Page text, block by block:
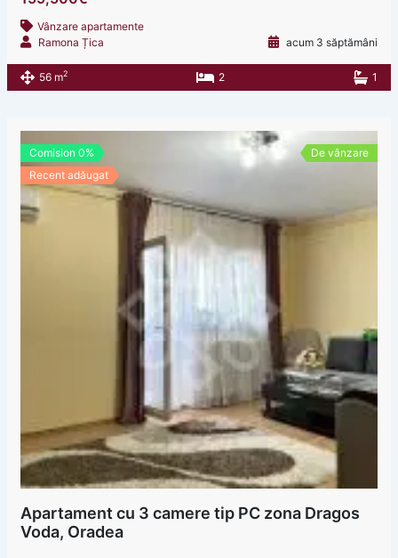
Vânzare apartamente
Ramona Țica
acum 3 săptămâni
56 m2 2 1
Comision 0%
Recent adăugat
De vânzare
Apartament cu 3 camere tip PC zona Dragos
Voda, Oradea